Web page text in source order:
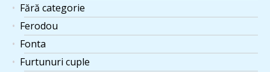
Fără categorie
Ferodou
Fonta
Furtunuri cuple